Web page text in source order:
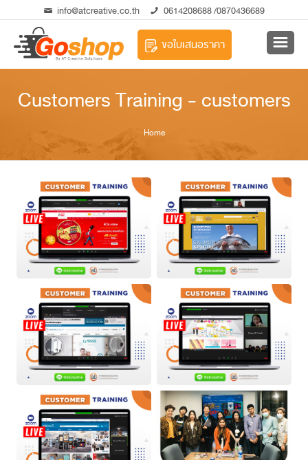
info@atcreative.co.th 0614208688/0870436689
ขอใบเสนอราคา
Customers Training - customers
Home